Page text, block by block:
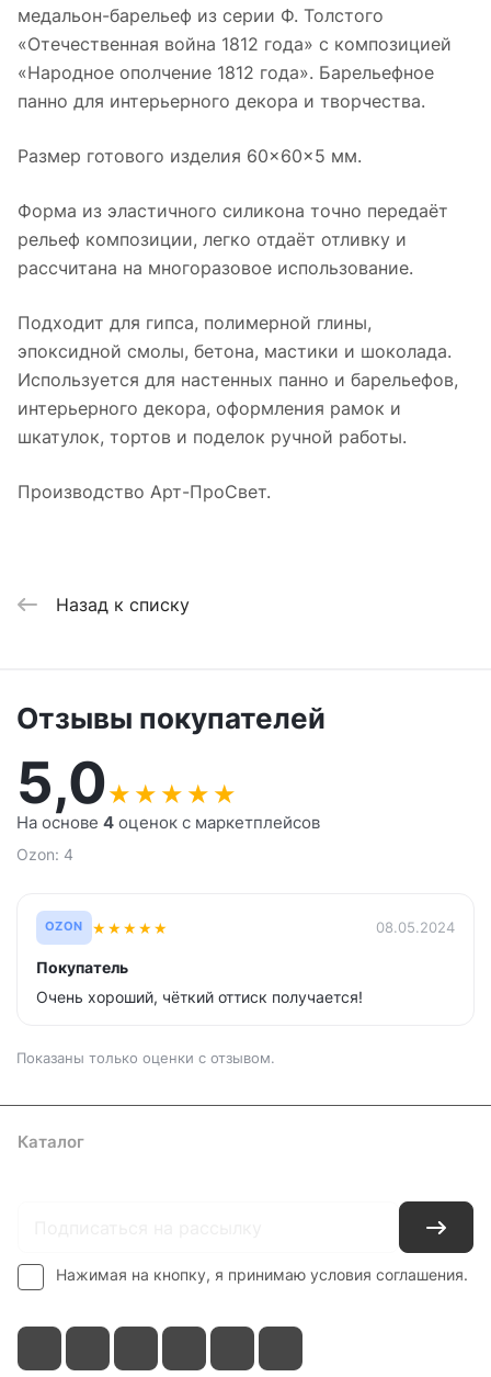
медальон-барельеф из серии Ф. Толстого
«Отечественная война 1812 года» с композицией
«Народное ополчение 1812 года». Барельефное
панно для интерьерного декора и творчества.
Размер готового изделия 60×60×5 мм.
Форма из эластичного силикона точно передаёт
рельеф композиции, легко отдаёт отливку и
рассчитана на многоразовое использование.
Подходит для гипса, полимерной глины,
эпоксидной смолы, бетона, мастики и шоколада.
Используется для настенных панно и барельефов,
интерьерного декора, оформления рамок и
шкатулок, тортов и поделок ручной работы.
Производство Арт-ПроСвет.
Назад к списку
Отзывы покупателей
5,0★ ★ ★ ★ ★
На основе 4 оценок с маркетплейсов
Ozon: 4
OZON ★★★★★ 08.05.2024
Покупатель
Очень хороший, чёткий оттиск получается!
Показаны только оценки с отзывом.
Каталог
Нажимая на кнопку, я принимаю условия соглашения.